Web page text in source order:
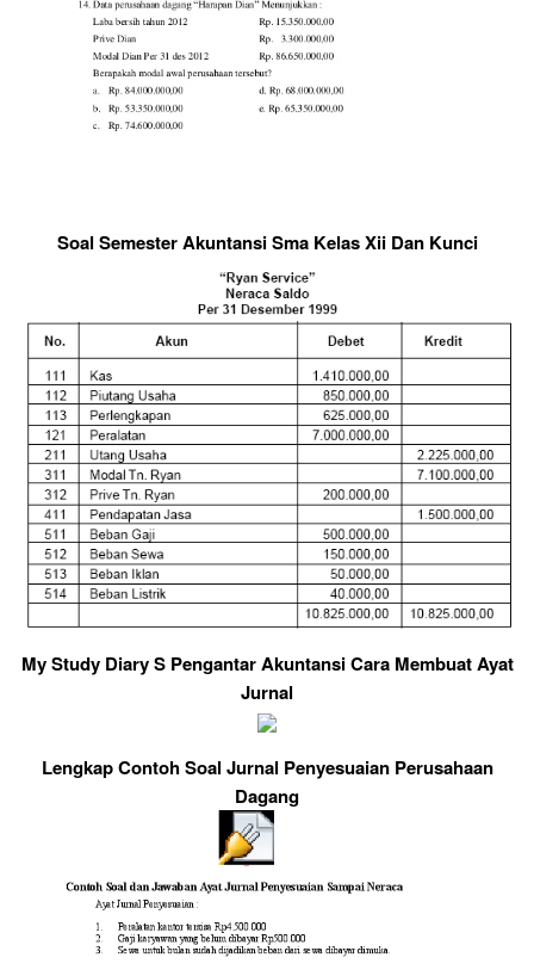
Soal Semester Akuntansi Sma Kelas Xii Dan Kunci
My Study Diary S Pengantar Akuntansi Cara Membuat Ayat
Jurnal
Lengkap Contoh Soal Jurnal Penyesuaian Perusahaan
Dagang